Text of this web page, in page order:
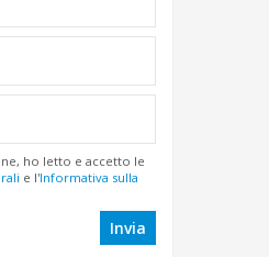
ho letto e accetto le
e l'Informativa sulla
Invia